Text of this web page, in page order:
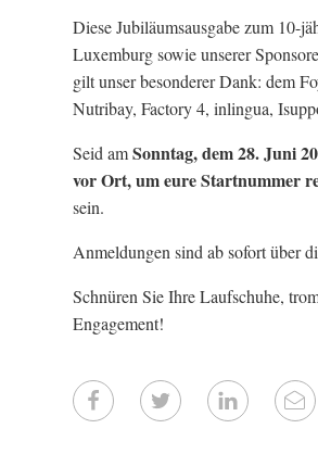
Diese Jubiläumsausgabe zum 10-
Luxemburg sowie unserer
gilt unser besonderer Dank: dem
Nutribay, Factory 4, inlingua,
Seid amSonntag, dem 28. Juni
vor Ort, um eure Startnummer
sein.
Anmeldungen sind ab sofort über
Schnüren Sie Ihre Laufschuhe,
Engagement!